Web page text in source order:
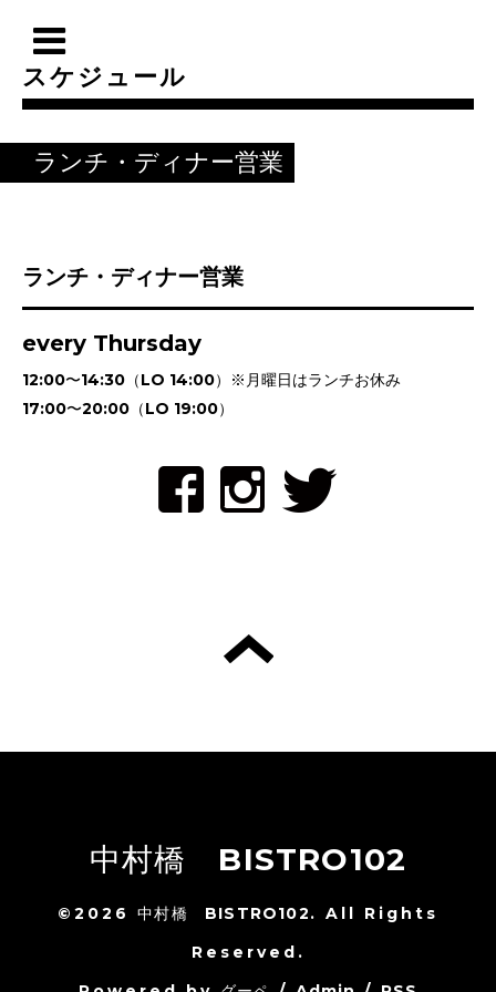
スケジュール
ランチ・ディナー営業
ランチ・ディナー営業
every Thursday
12:00〜14:30（LO 14:00）※月曜日はランチお休み
17:00〜20:00（LO 19:00）
中村橋 BISTRO102
©2026中村橋 BISTRO102. All Rights
Reserved.